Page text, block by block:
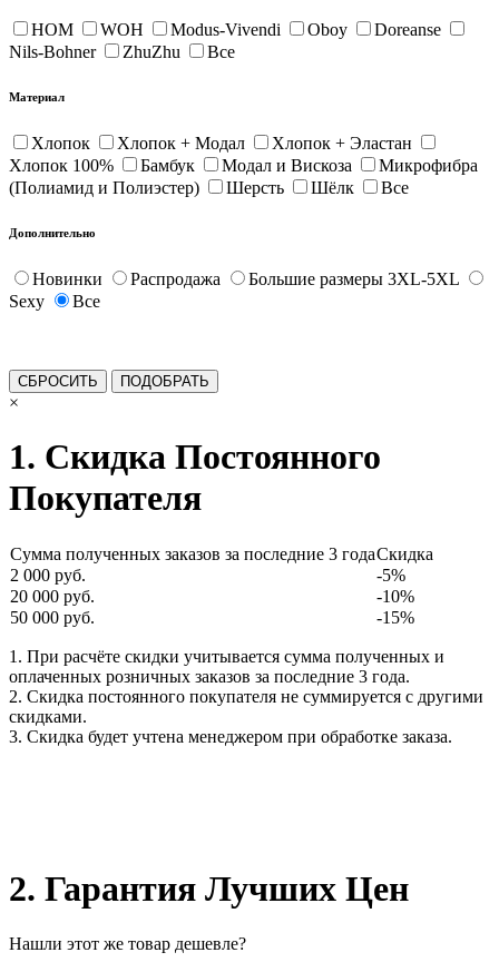
HOM WOH Modus-Vivendi Oboy
Doreanse
Nils-Bohner
ZhuZhu Все
Материал
Хлопок Хлопок + Модал
Хлопок + Эластан
Хлопок 100%
Бамбук Модал и Вискоза
Микрофибра
(Полиамид и Полиэстер)
Шерсть Шёлк Все
Дополнительно
Новинки Распродажа
Большие размеры 3XL-5XL
Sexy
Все
×
1. Скидка Постоянного
Покупателя
Сумма полученных заказов за последние 3 годаСкидка
2 000 руб.
-5%
20 000 руб.
-10%
50 000 руб.
-15%
1. При расчёте скидки учитывается сумма полученных и
оплаченных розничных заказов за последние 3 года.
2. Скидка постоянного покупателя не суммируется с другими
скидками.
3. Скидка будет учтена менеджером при обработке заказа.
2. Гарантия Лучших Цен
Нашли этот же товар дешевле?